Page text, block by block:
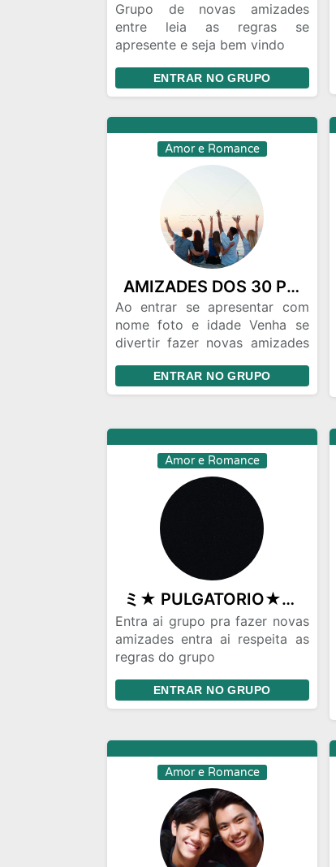
Grupo de novas amizades
entre leia as regras se
apresente e seja bem vindo
ENTRAR NO GRUPO
Amor e Romance
AMIZADES DOS 30 PRA CIMA🥰
Ao entrar se apresentar com
nome foto e idade Venha se
divertir fazer novas amizades
pessoal serão todos bem
vindos
ENTRAR NO GRUPO
Amor e Romance
ミ★ PULGATORIO★彡2.4
Entra ai grupo pra fazer novas
amizades entra ai respeita as
regras do grupo
entra ai povooo
ENTRAR NO GRUPO
Amor e Romance